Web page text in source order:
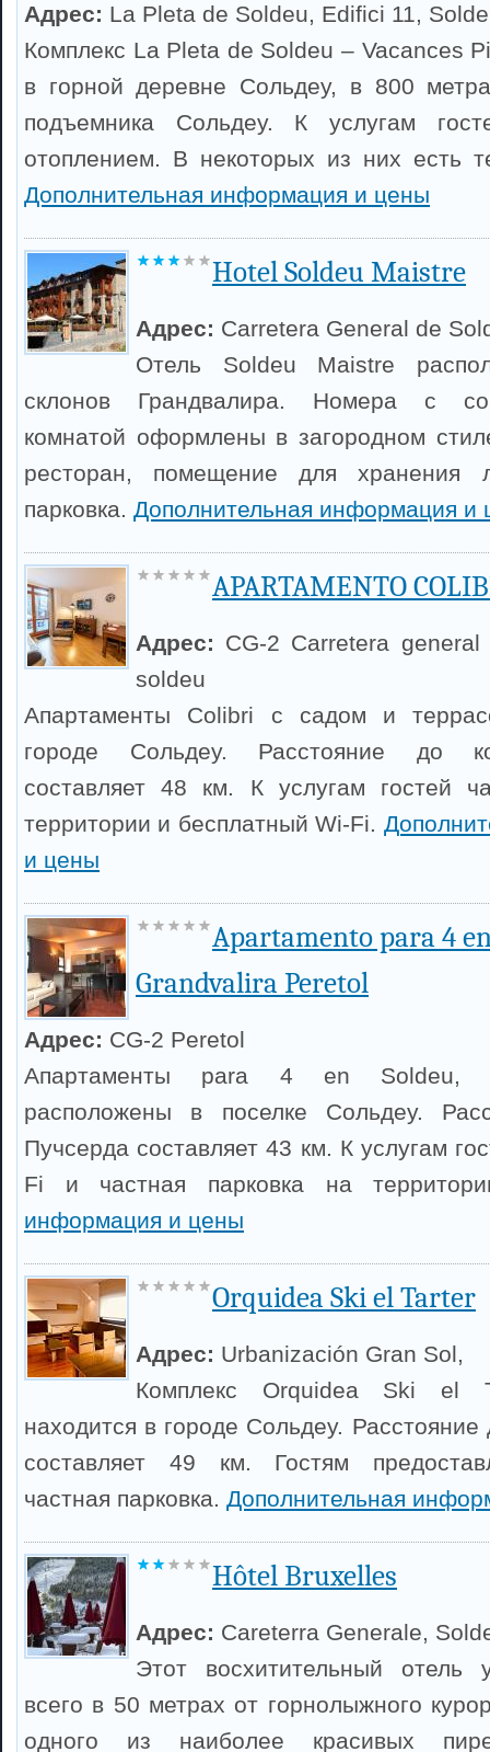
Адрес: La Pleta de Soldeu, Edifici 11,
Комплекс La Pleta de Soldeu – Vacances
в горной деревне Сольдеу, в 800
подъемника Сольдеу. К услугам
отоплением. В некоторых из них есть
Дополнительная информация и цены
Hotel Soldeu Maistre
Адрес: Carretera General de
Отель Soldeu Maistre
склонов Грандвалира. Номера с
комнатой оформлены в загородном
ресторан, помещение для хранения
парковка. Дополнительная информация и
APARTAMENTO
Адрес: CG-2 Carretera
soldeu
Апартаменты Colibri с садом и
городе Сольдеу. Расстояние до
составляет 48 км. К услугам гостей
территории и бесплатный Wi-Fi.
и цены
Apartamento para 4
Grandvalira Peretol
Адрес: CG-2 Peretol
Апартаменты para 4 en Soldeu,
расположены в поселке Сольдеу.
Пучсерда составляет 43 км. К услугам
Fi и частная парковка на
информация и цены
Orquidea Ski el Tarter
Адрес: Urbanización Gran Sol,
Комплекс Orquidea Ski el
находится в городе Сольдеу.
составляет 49 км. Гостям
частная парковка. Дополнительная
Hôtel Bruxelles
Адрес: Careterra Generale,
Этот восхитительный отель
всего в 50 метрах от горнолыжного
одного из наиболее красивых